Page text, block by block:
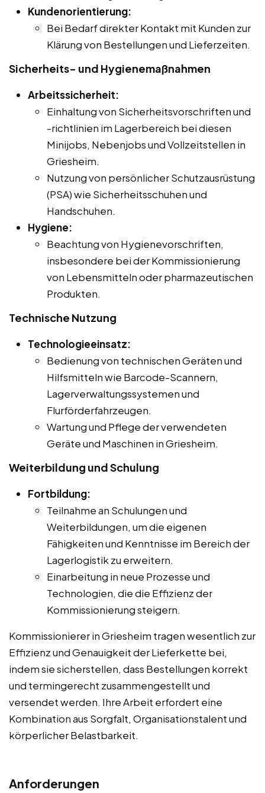
Kundenorientierung:
Bei Bedarf direkter Kontakt mit Kunden zur
Klärung von Bestellungen und Lieferzeiten.
Sicherheits- und Hygienemaßnahmen
Arbeitssicherheit:
Einhaltung von Sicherheitsvorschriften und
-richtlinien im Lagerbereich bei diesen
Minijobs, Nebenjobs und Vollzeitstellen in
Griesheim.
Nutzung von persönlicher Schutzausrüstung
(PSA) wie Sicherheitsschuhen und
Handschuhen.
Hygiene:
Beachtung von Hygienevorschriften,
insbesondere bei der Kommissionierung
von Lebensmitteln oder pharmazeutischen
Produkten.
Technische Nutzung
Technologieeinsatz:
Bedienung von technischen Geräten und
Hilfsmitteln wie Barcode-Scannern,
Lagerverwaltungssystemen und
Flurförderfahrzeugen.
Wartung und Pflege der verwendeten
Geräte und Maschinen in Griesheim.
Weiterbildung und Schulung
Fortbildung:
Teilnahme an Schulungen und
Weiterbildungen, um die eigenen
Fähigkeiten und Kenntnisse im Bereich der
Lagerlogistik zu erweitern.
Einarbeitung in neue Prozesse und
Technologien, die die Effizienz der
Kommissionierung steigern.
Kommissionierer in Griesheim tragen wesentlich zur
Effizienz und Genauigkeit der Lieferkette bei,
indem sie sicherstellen, dass Bestellungen korrekt
und termingerecht zusammengestellt und
versendet werden. Ihre Arbeit erfordert eine
Kombination aus Sorgfalt, Organisationstalent und
körperlicher Belastbarkeit.
Anforderungen